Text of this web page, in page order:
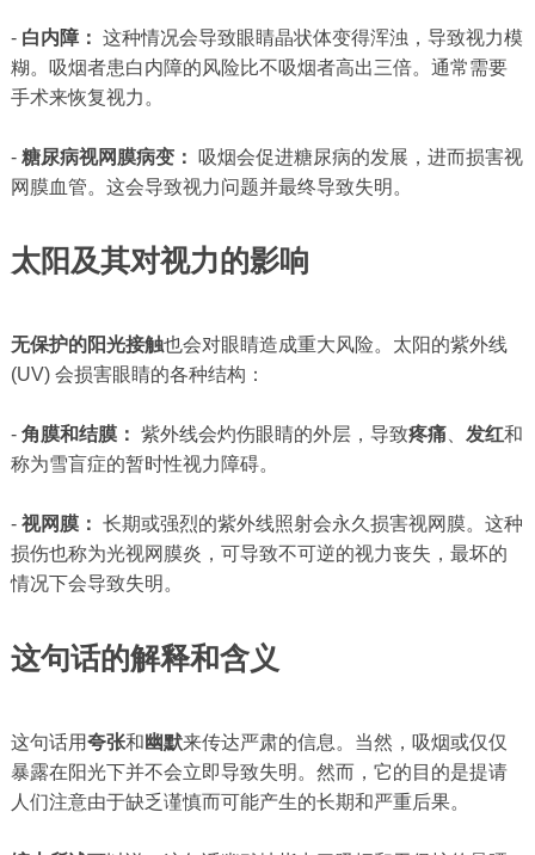
- 白内障： 这种情况会导致眼睛晶状体变得浑浊，导致视力模
糊。吸烟者患白内障的风险比不吸烟者高出三倍。通常需要
手术来恢复视力。
- 糖尿病视网膜病变：
吸烟会促进糖尿病的发展，进而损害视
网膜血管。这会导致视力问题并最终导致失明。
太阳及其对视力的影响
无保护的阳光接触也会对眼睛造成重大风险。太阳的紫外线
(UV) 会损害眼睛的各种结构：
- 角膜和结膜： 紫外线会灼伤眼睛的外层，导致疼痛、 发红和
称为雪盲症的暂时性视力障碍。
- 视网膜： 长期或强烈的紫外线照射会永久损害视网膜。这种
损伤也称为光视网膜炎，可导致不可逆的视力丧失，最坏的
情况下会导致失明。
这句话的解释和含义
这句话用夸张和幽默来传达严肃的信息。当然，吸烟或仅仅
暴露在阳光下并不会立即导致失明。然而，它的目的是提请
人们注意由于缺乏谨慎而可能产生的长期和严重后果。